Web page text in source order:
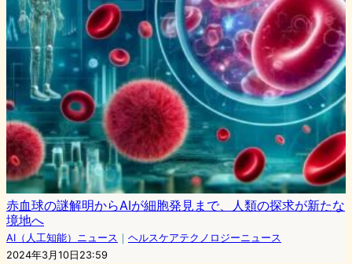
赤血球の謎解明からAIが細胞発見まで、人類の探求が新たな
境地へ
AI（人工知能）ニュース ｜ ヘルスケアテクノロジーニュース
2024年3月10日23:59